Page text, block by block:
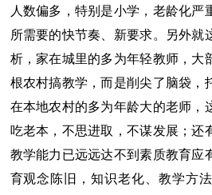
人数偏多，特别是小学，老龄化严
所需要的快节奏、新要求。另外就
析，家在城里的多为年轻教师，大
根农村搞教学，而是削尖了脑袋，
在本地农村的多为年龄大的老师，
吃老本，不思进取，不谋发展；还
教学能力已远远达不到素质教育应
育观念陈旧，知识老化、教学方